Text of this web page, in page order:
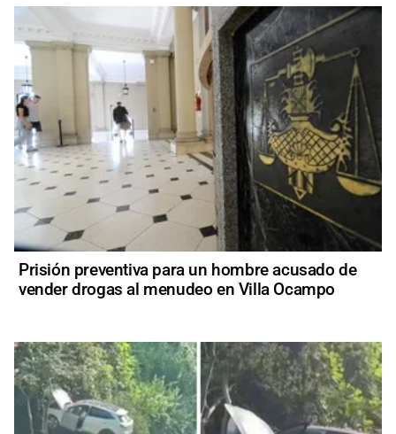
Prisión preventiva para un hombre acusado de
vender drogas al menudeo en Villa Ocampo